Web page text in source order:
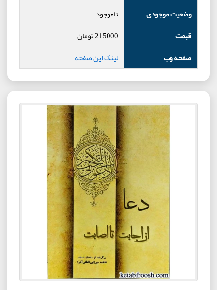
وضعیت موجودی
ناموجود
قیمت
215000تومان
صفحه وب
لینک این صفحه